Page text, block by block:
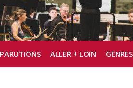
PARUTIONS ALLER + LOIN GENRES